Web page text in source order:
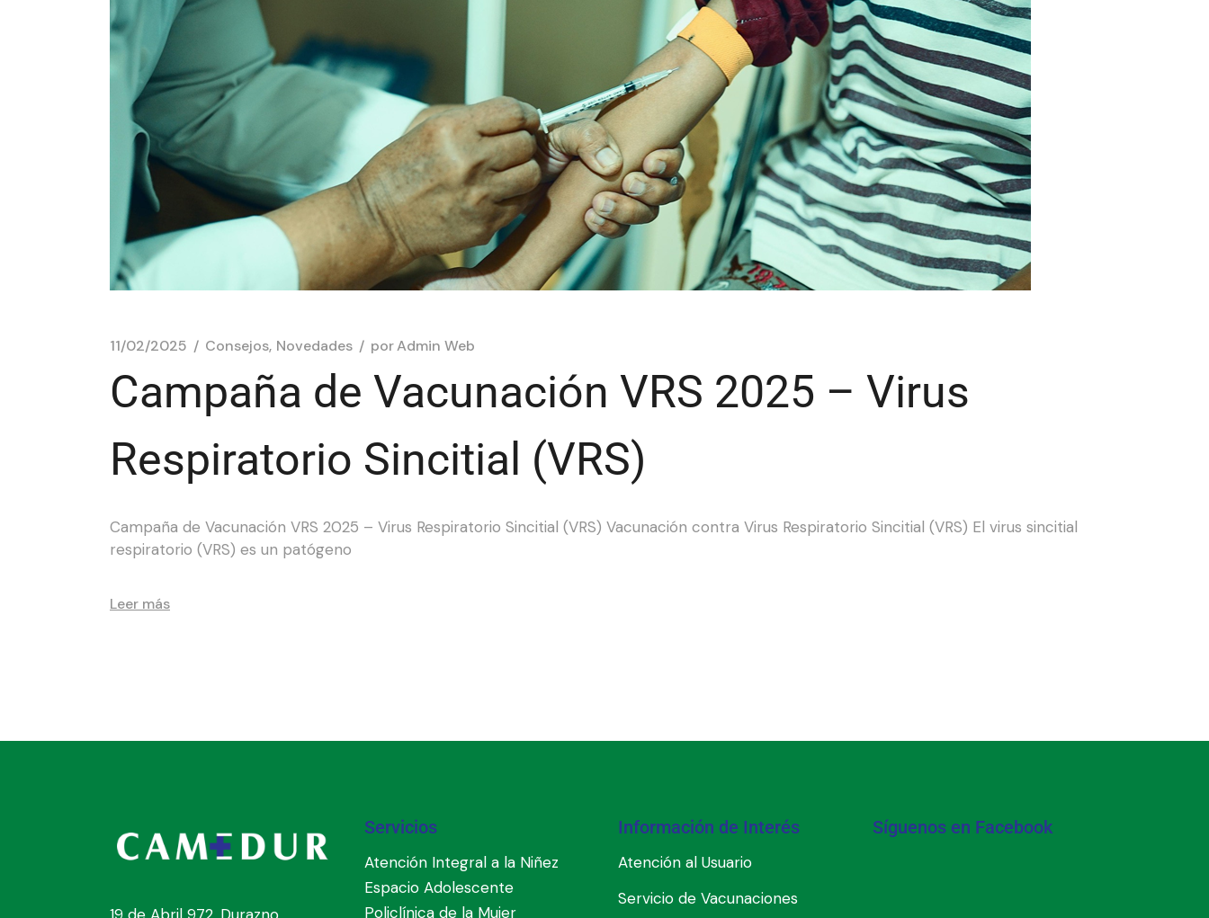
11/02/2025 Consejos Novedades porAdmin Web
Campaña de Vacunación VRS 2025 – Virus
Respiratorio Sincitial (VRS)
Campaña de Vacunación VRS 2025 – Virus Respiratorio Sincitial (VRS) Vacunación contra Virus Respiratorio Sincitial (VRS) El virus sincitial
respiratorio (VRS) es un patógeno
Leer más
Servicios
Atención Integral a la Niñez
Espacio Adolescente
Policlínica de la Mujer
Información de Interés
Atención al Usuario
Servicio de Vacunaciones
Síguenos en Facebook